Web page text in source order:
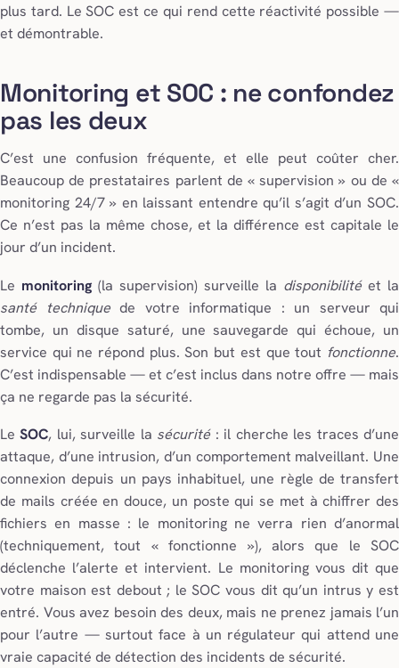
plus tard. Le SOC est ce qui rend cette réactivité possible —
et démontrable.
Monitoring et SOC : ne confondez
pas les deux
C’est une confusion fréquente, et elle peut coûter cher.
Beaucoup de prestataires parlent de « supervision » ou de «
monitoring 24/7 » en laissant entendre qu’il s’agit d’un SOC.
Ce n’est pas la même chose, et la différence est capitale le
jour d’un incident.
Le monitoring (la supervision) surveille la disponibilitéet la
santé techniquede votre informatique : un serveur qui
tombe, un disque saturé, une sauvegarde qui échoue, un
service qui ne répond plus. Son but est que tout fonctionne.
C’est indispensable — et c’est inclus dans notre offre — mais
ça ne regarde pas la sécurité.
LeSOC, lui, surveille la sécurité: il cherche les traces d’une
attaque, d’une intrusion, d’un comportement malveillant. Une
connexion depuis un pays inhabituel, une règle de transfert
de mails créée en douce, un poste qui se met à chiffrer des
fichiers en masse : le monitoring ne verra rien d’anormal
(techniquement, tout « fonctionne »), alors que le SOC
déclenche l’alerte et intervient. Le monitoring vous dit que
votre maison est debout ; le SOC vous dit qu’un intrus y est
entré. Vous avez besoin des deux, mais ne prenez jamais l’un
pour l’autre — surtout face à un régulateur qui attend une
vraie capacité de détection des incidents de sécurité.